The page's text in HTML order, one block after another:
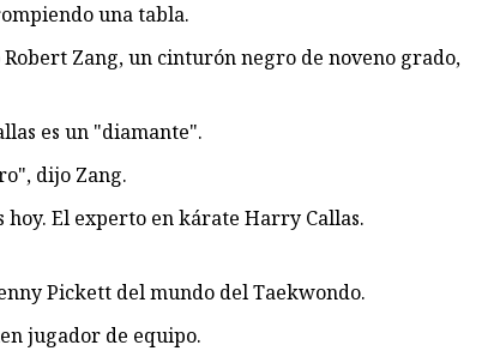
una tabla.
Zang, un cinturón negro de noveno grado,
es un "diamante".
dijo Zang.
El experto en kárate Harry Callas.
Pickett del mundo del Taekwondo.
jugador de equipo.